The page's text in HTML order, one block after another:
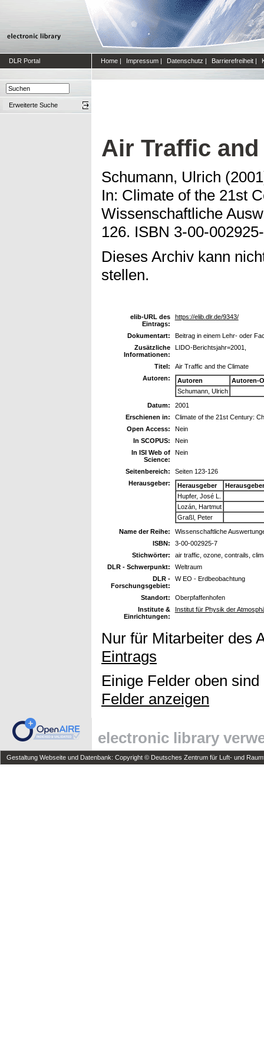
DLR Portal Home | Impressum | Datenschutz | Barrierefreiheit |
Erweiterte Suche
Air Traffic
Schumann, Ulrich
In: Climate of the 21st
Wissenschaftliche
126. ISBN 3-00-
Dieses Archiv kann
stellen.
elib-URL des
Eintrags:
https://elib.dlr.de/9343/
Dokumentart:
Beitrag in einem Lehr- oder
Zusätzliche
Informationen:
LIDO-Berichtsjahr=2001,
Titel:
Air Traffic and the Climate
Autoren:
Autoren
Autoren-
Schumann, Ulrich
Datum:
2001
Erschienen in:
Climate of the 21st Century:
Open Access:
Nein
In SCOPUS:
Nein
In ISI Web of
Science:
Nein
Seitenbereich:
Seiten 123-126
Herausgeber:
Herausgeber
Hupfer, José L.
Lozán, Hartmut
Graßl, Peter
Name der Reihe:
Wissenschaftliche
ISBN:
3-00-002925-7
Stichwörter:
air traffic, ozone, contrails,
DLR - Schwerpunkt:
Weltraum
DLR -
Forschungsgebiet:
W EO - Erdbeobachtung
Standort:
Oberpfaffenhofen
Institute &
Einrichtungen:
Institut für Physik der
Nur für Mitarbeiter des
Eintrags
Einige Felder oben
Felder anzeigen
electronic library
Gestaltung Webseite und Datenbank: Copyright © Deutsches Zentrum für Luft- und